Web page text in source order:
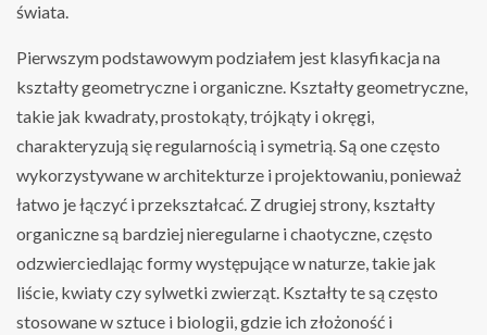
świata.
Pierwszym podstawowym podziałem jest klasyfikacja na
kształty geometryczne i organiczne. Kształty geometryczne,
takie jak kwadraty, prostokąty, trójkąty i okręgi,
charakteryzują się regularnością i symetrią. Są one często
wykorzystywane w architekturze i projektowaniu, ponieważ
łatwo je łączyć i przekształcać. Z drugiej strony, kształty
organiczne są bardziej nieregularne i chaotyczne, często
odzwierciedlając formy występujące w naturze, takie jak
liście, kwiaty czy sylwetki zwierząt. Kształty te są często
stosowane w sztuce i biologii, gdzie ich złożoność i